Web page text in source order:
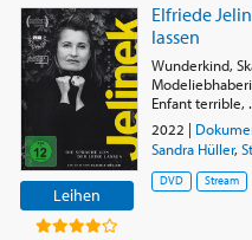
Leihen
Elfriede
lassen
Wunderkind,
Enfant terrible,
2022 |
Sandra Hüller,
DVD Stream